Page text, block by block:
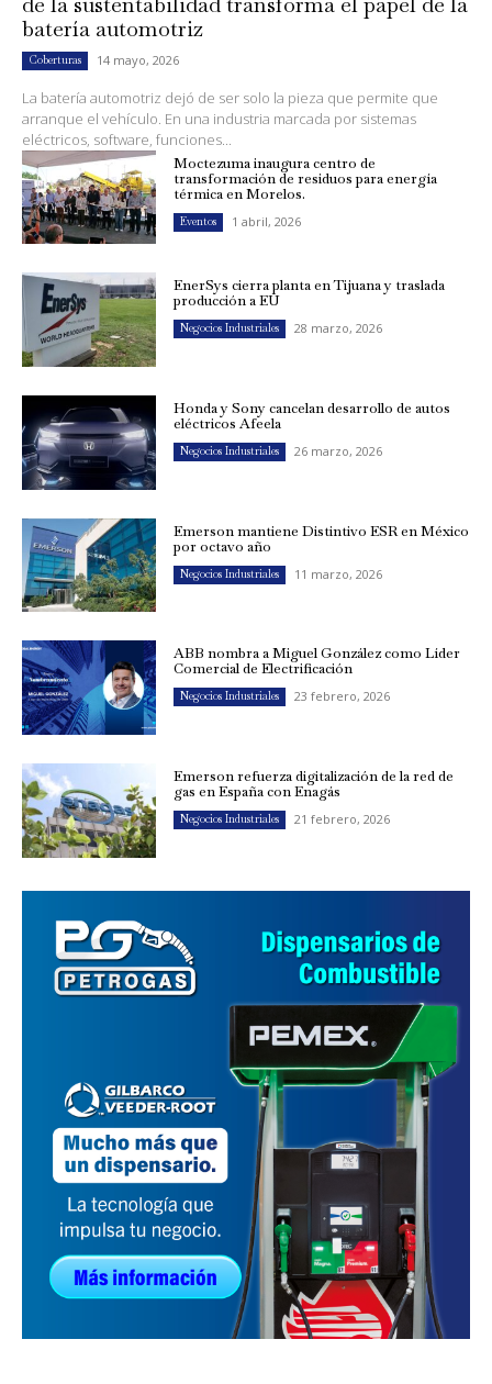
batería automotriz
Coberturas 14 mayo, 2026
La batería automotriz dejó de ser solo la pieza que permite que
arranque el vehículo. En una industria marcada por sistemas
eléctricos, software, funciones...
Moctezuma inaugura centro de
transformación de residuos para energía
térmica en Morelos.
Eventos 1 abril, 2026
EnerSys cierra planta en Tijuana y traslada
producción a EU
Negocios Industriales 28 marzo, 2026
Honda y Sony cancelan desarrollo de autos
eléctricos Afeela
Negocios Industriales 26 marzo, 2026
Emerson mantiene Distintivo ESR en México
por octavo año
Negocios Industriales 11 marzo, 2026
ABB nombra a Miguel González como Líder
Comercial de Electrificación
Negocios Industriales 23 febrero, 2026
Emerson refuerza digitalización de la red de
gas en España con Enagás
Negocios Industriales 21 febrero, 2026